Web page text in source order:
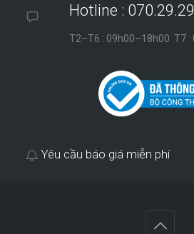
Hotline :
T2–T6 : 09h00–18h00 T7 :
Yêu cầu báo giá miễn phí